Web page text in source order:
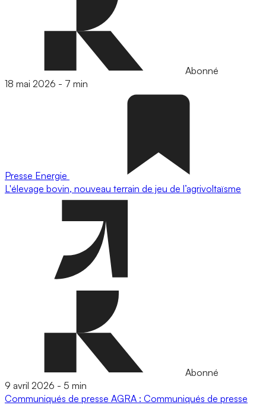
Abonné
18 mai 2026 - 7 min
Presse Energie
L'élevage bovin, nouveau terrain de jeu de l’agrivoltaïsme
Abonné
9 avril 2026 - 5 min
Communiqués de presse AGRA : Communiqués de presse